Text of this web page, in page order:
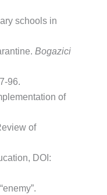
schools in
Bogazici
96.
of
of
DOI: